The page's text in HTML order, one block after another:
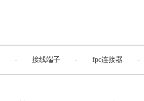
- 接线端子 - fpc连接器 -